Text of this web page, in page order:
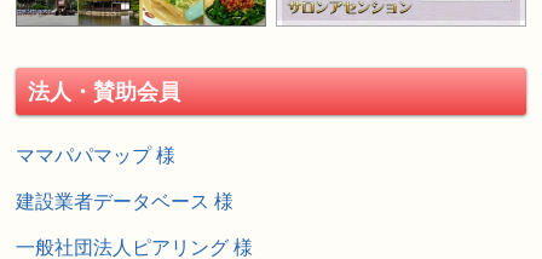
法人・賛助会員
ママパパマップ 様
建設業者データベース 様
一般社団法人ピアリング 様